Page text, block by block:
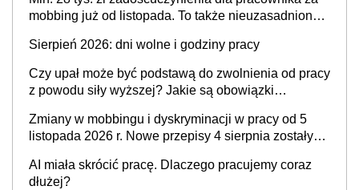
mobbing już od listopada. To także nieuzasadniona
Sierpień 2026: dni wolne i godziny pracy
Czy upał może być podstawą do zwolnienia od pracy
z powodu siły wyższej? Jakie są obowiązki
Zmiany w mobbingu i dyskryminacji w pracy od 5
listopada 2026 r. Nowe przepisy 4 sierpnia zostały
AI miała skrócić pracę. Dlaczego pracujemy coraz
dłużej?